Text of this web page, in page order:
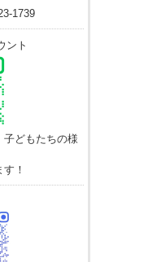
1739
ント
子どもたちの様
！